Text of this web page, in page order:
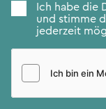
Zustimmung*
Ich habe die
und stimme
jederzeit